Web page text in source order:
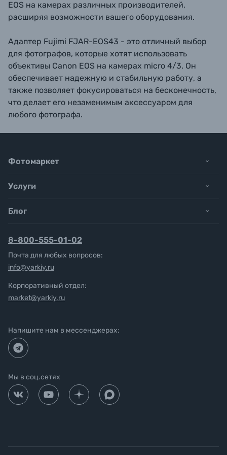
EOS на камерах различных производителей,
расширяя возможности вашего оборудования.
Адаптер Fujimi FJAR-EOS43 - это отличный выбор
для фотографов, которые хотят использовать
объективы Canon EOS на камерах micro 4/3. Он
обеспечивает надежную и стабильную работу, а
также позволяет фокусироваться на бесконечность,
что делает его незаменимым аксессуаром для
любого фотографа.
Фотомаркет
Услуги
Блог
8-800-555-01-02
Почта для любых вопросов:
info@yarkiy.ru
Корпоративный отдел:
market@yarkiy.ru
Напишите нам в мессенджерах:
Мы в соц.сетях